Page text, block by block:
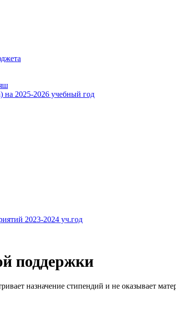
на 2025-2026 учебный год
2023-2024 уч.год
поддержки
назначение стипендий и не оказывает